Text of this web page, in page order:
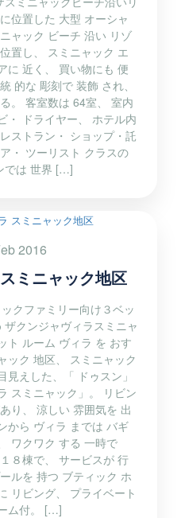
位置した 大型 オーシャ
ャック ビーチ 沿い リゾ
置し、 スミニャック エ
に 近く、 買い物にも 便
的な 彫刻で 装飾 され、
。 客室数は 64室、 室内
・ ドライヤー、 ホテル内
ストラン・ ショップ・託
・ ツーリスト クラスの
では 世界 […]
2016
ミニャック地区
クファミリー向け３ベッ
ザクンジャヴィラスミニャ
ト ルーム ヴィラ を おす
ック 地区、 スミニャック
えした、「 ドゥスン」
スミニャック」。 リビン
り、 涼しい 雰囲気を 出
から ヴィラ までは バギ
ワクワク する 一時で
８棟で、 サービスが 行
ルを 持つ ブティック ホ
リビング、 プライベート
ム付。 […]